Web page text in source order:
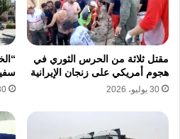
مقتل ثلاثة من الحرس الثوري في
هجوم أمريكي على زنجان الإيرانية
30 يوليو، 2026 30